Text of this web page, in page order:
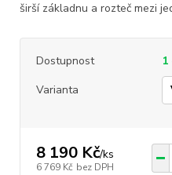
širší základnu a rozteč mezi
Dostupnost
Varianta
8 190 Kč/ks
6 769 Kč bez DPH